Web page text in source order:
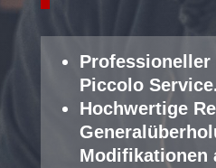
Professioneller
Piccolo Service
Hochwertige
Modifikationen